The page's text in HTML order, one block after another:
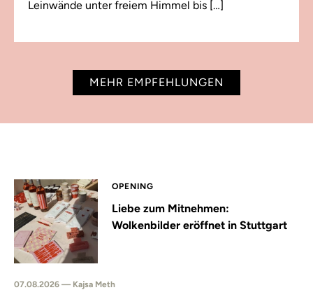
Leinwände unter freiem Himmel bis […]
MEHR EMPFEHLUNGEN
OPENING
Liebe zum Mitnehmen:
Wolkenbilder eröffnet in Stuttgart
07.08.2026 — Kajsa Meth